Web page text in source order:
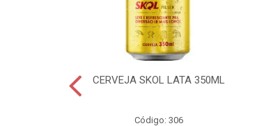
CERVEJA SKOL LATA 350ML
Código: 306